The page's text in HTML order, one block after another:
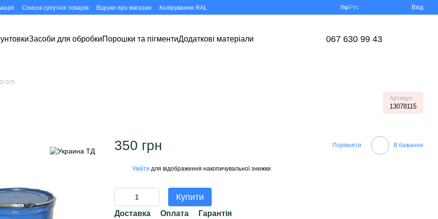
Список супутніх товарів Відгуки про магазин Колірування RAL УкрРус Вхід
Засоби для обробкиПорошки та пігментиДодаткові матеріали 067 630 99 43
075
Артикул
13078115
350 грн Порівняти В бажання
Увійти для відображення накопичувальної знижки
Купити
Доставка Оплата Гарантія